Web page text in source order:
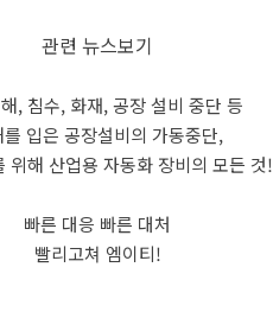
관련 뉴스보기
, 침수, 화재, 공장 설비 중단 등
를 입은 공장설비의 가동중단,
위해 산업용 자동화 장비의 모든 것!
빠른 대응 빠른 대처
빨리고쳐 엠이티!